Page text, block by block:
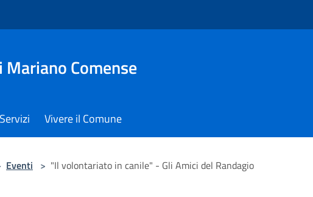
Mariano Comense
Servizi Vivere il Comune
Eventi > "Il volontariato in canile" - Gli Amici del Randagio